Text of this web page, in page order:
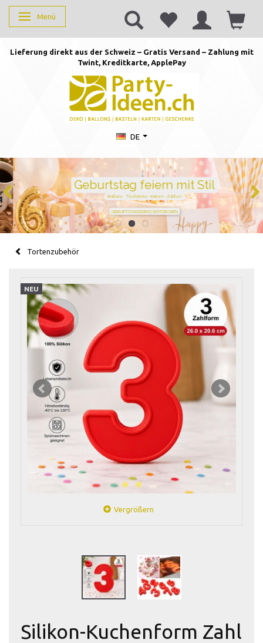
Anzeige ändern
Menü
Lieferung direkt aus der Schweiz – Gratis Versand – Zahlung mit
Twint, Kreditkarte, ApplePay
DE
Geburtstag feiern mit Stil
Ballons · Tischdeko · Karten · Zahlen
GEBURTSTAGSDEKO ENTDECKEN
Tortenzubehör
NEU
Vergrößern
Silikon-Kuchenform Zahl